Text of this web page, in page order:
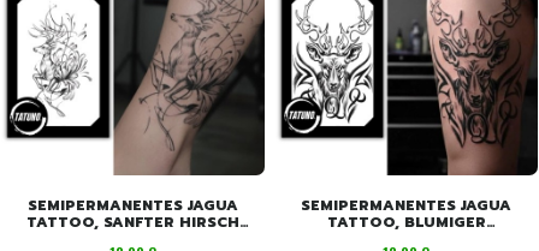
SEMIPERMANENTES JAGUA
TATTOO, SANFTER HIRSCH
SEMIPERMANENTES JAGUA
TATTOO, BLUMIGER